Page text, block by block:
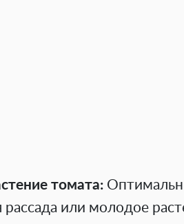
томата:
рассада или молодое